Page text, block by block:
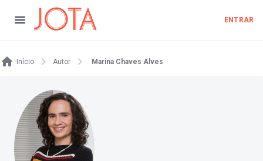
ENTRAR
Início Autor Marina Chaves Alves